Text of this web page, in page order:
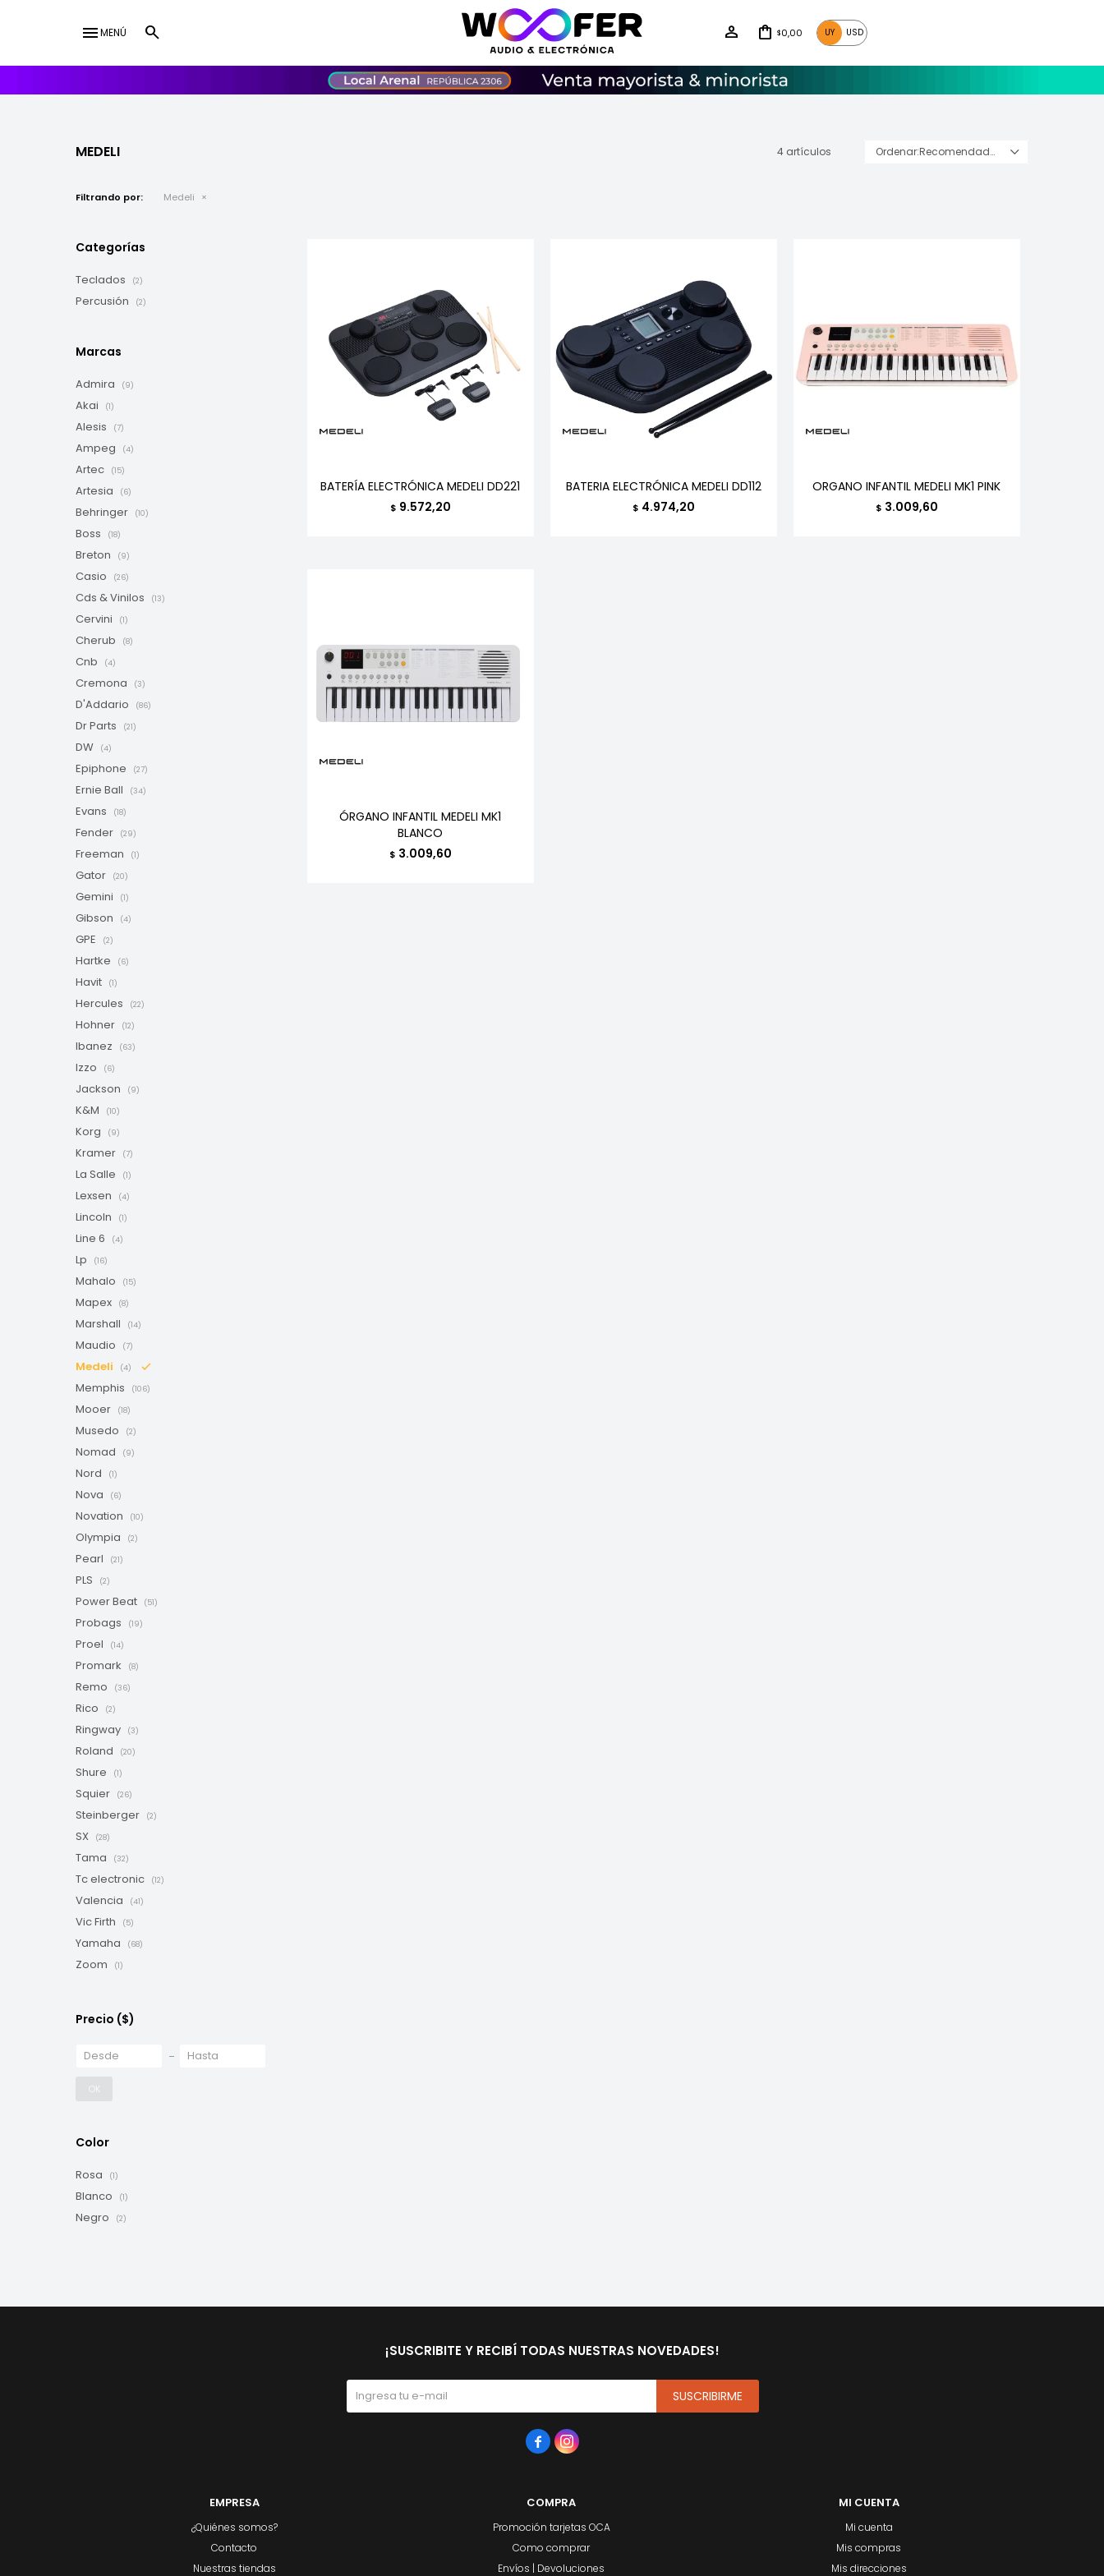
menuMENÚ $0,00 UY USD
MEDELI 4 artículos Recomendados
Filtrando por: Medeli
BATERÍA ELECTRÓNICA MEDELI DD221
$ 9.572,20
BATERIA ELECTRÓNICA MEDELI DD112
$ 4.974,20
ORGANO INFANTIL MEDELI MK1 PINK
$ 3.009,60
ÓRGANO INFANTIL MEDELI MK1
BLANCO
$ 3.009,60
Categorías
Teclados (2)
Percusión (2)
Marcas
Admira (9)
Akai (1)
Alesis (7)
Ampeg (4)
Artec (15)
Artesia (6)
Behringer (10)
Boss (18)
Breton (9)
Casio (26)
Cds & Vinilos (13)
Cervini (1)
Cherub (8)
Cnb (4)
Cremona (3)
D'Addario (86)
Dr Parts (21)
DW (4)
Epiphone (27)
Ernie Ball (34)
Evans (18)
Fender (29)
Freeman (1)
Gator (20)
Gemini (1)
Gibson (4)
GPE (2)
Hartke (6)
Havit (1)
Hercules (22)
Hohner (12)
Ibanez (63)
Izzo (6)
Jackson (9)
K&M (10)
Korg (9)
Kramer (7)
La Salle (1)
Lexsen (4)
Lincoln (1)
Line 6 (4)
Lp (16)
Mahalo (15)
Mapex (8)
Marshall (14)
Maudio (7)
Medeli (4)
Memphis (106)
Mooer (18)
Musedo (2)
Nomad (9)
Nord (1)
Nova (6)
Novation (10)
Olympia (2)
Pearl (21)
PLS (2)
Power Beat (51)
Probags (19)
Proel (14)
Promark (8)
Remo (36)
Rico (2)
Ringway (3)
Roland (20)
Shure (1)
Squier (26)
Steinberger (2)
SX (28)
Tama (32)
Tc electronic (12)
Valencia (41)
Vic Firth (5)
Yamaha (68)
Zoom (1)
Precio ($)
OK
Color
Rosa (1)
Blanco (1)
Negro (2)
EMPRESA
¿Quiénes somos?
Contacto
Nuestras tiendas
COMPRA
Promoción tarjetas OCA
Como comprar
Envíos | Devoluciones
MI CUENTA
Mi cuenta
Mis compras
Mis direcciones
¡SUSCRIBITE Y RECIBÍ TODAS NUESTRAS NOVEDADES!
SUSCRIBIRME
 